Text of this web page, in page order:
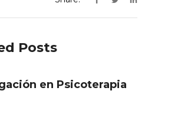
Posts
en Psicoterapia